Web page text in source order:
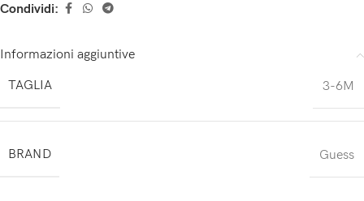
Condividi:
Informazioni aggiuntive
TAGLIA
3-6M
BRAND Guess